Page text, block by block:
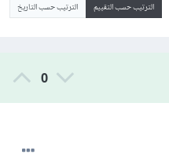
الترتيب حسب التقييم الترتيب حسب التاريخ
0